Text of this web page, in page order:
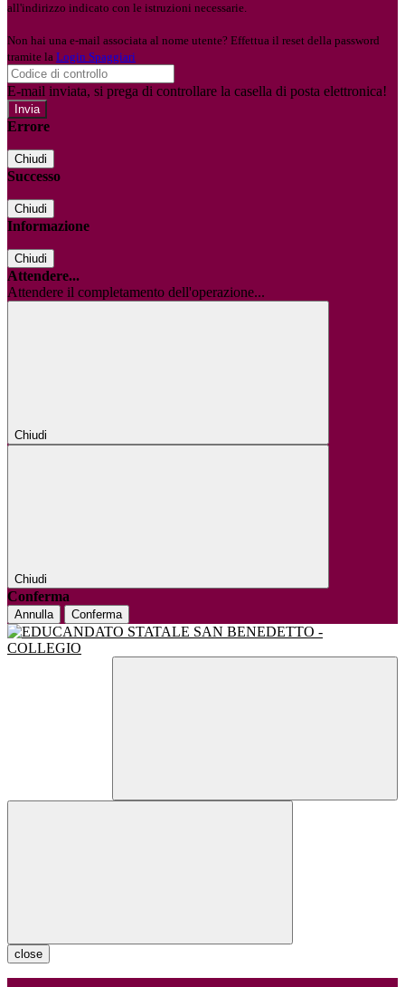
all'indirizzo indicato con le istruzioni necessarie.
Non hai una e-mail associata al nome utente? Effettua il reset della password
tramite la Login Spaggiari
E-mail inviata, si prega di controllare la casella di posta elettronica!
Errore
Chiudi
Successo
Chiudi
Informazione
Chiudi
Attendere...
Attendere il completamento dell'operazione...
Chiudi
Chiudi
Conferma
Annulla Conferma
close